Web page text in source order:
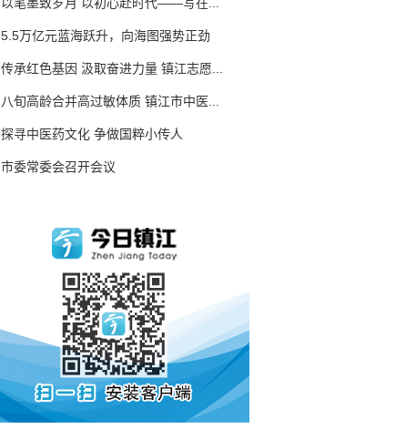
5.5万亿元蓝海跃升，向海图强势正劲
传承红色基因 汲取奋进力量 镇江志愿...
八旬高龄合并高过敏体质 镇江市中医...
探寻中医药文化 争做国粹小传人
市委常委会召开会议